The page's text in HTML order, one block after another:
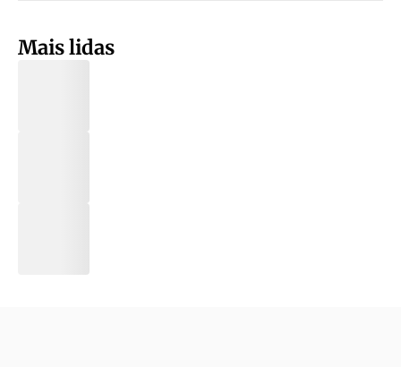
Mais lidas